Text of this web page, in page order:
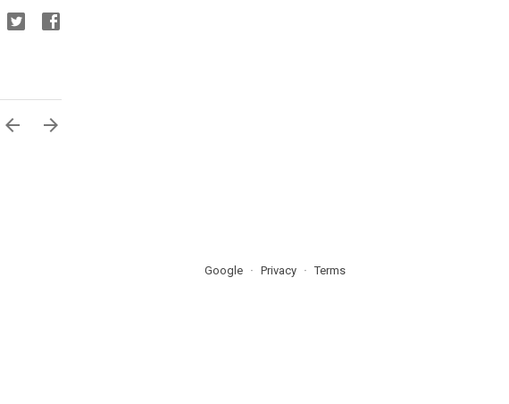
 
Google Privacy Terms